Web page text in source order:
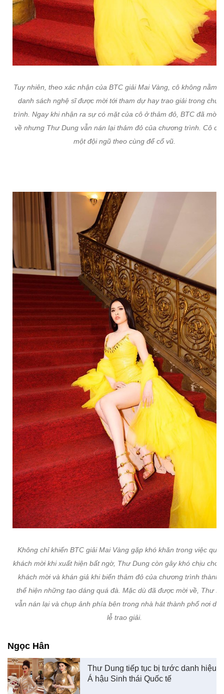
Tuy nhiên, theo xác nhận của BTC giải Mai Vàng, cô không nằm
danh sách nghệ sĩ được mời tới tham dự hay trao giải trong
trình. Ngay khi nhận ra sự có mặt của cô ở thảm đỏ, BTC đã mời
về nhưng Thư Dung vẫn nán lại thảm đỏ của chương trình. Cô
một đội ngũ theo cùng để cổ vũ.
Không chỉ khiến BTC giải Mai Vàng gặp khó khăn trong việc
khách mời khi xuất hiện bất ngờ, Thư Dung còn gây khó chịu cho
khách mời và khán giả khi biến thảm đỏ của chương trình thành
thể hiện những tạo dáng quá đà. Mặc dù đã được mời về, Thư
vẫn nán lại và chụp ảnh phía bên trong nhà hát thành phố nơi
lễ trao giải.
Ngọc Hân
Thư Dung tiếp tục bị tước danh hiệu
Á hậu Sinh thái Quốc tế